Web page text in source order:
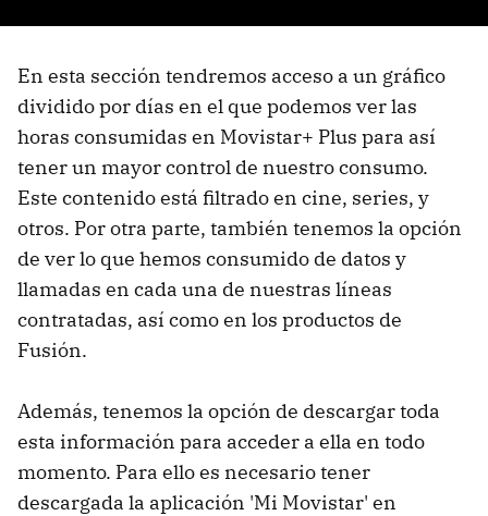
En esta sección tendremos acceso a un gráfico
dividido por días en el que podemos ver las
horas consumidas en Movistar+ Plus para así
tener un mayor control de nuestro consumo.
Este contenido está filtrado en cine, series, y
otros. Por otra parte, también tenemos la opción
de ver lo que hemos consumido de datos y
llamadas en cada una de nuestras líneas
contratadas, así como en los productos de
Fusión.
Además, tenemos la opción de descargar toda
esta información para acceder a ella en todo
momento. Para ello es necesario tener
descargada la aplicación 'Mi Movistar' en